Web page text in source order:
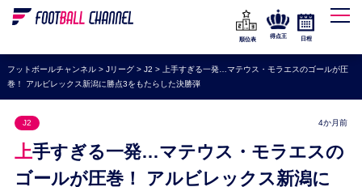
WEリーグ
海外サッカー
プレミアリーグ
セリエA
ブンデスリーガ
順位表
得点王 日程
フットボールチャンネル> Jリーグ> J2 >
上手すぎる一発…マテウス・モラエスのゴールが圧
巻！ アルビレックス新潟に勝点3をもたらした決勝弾
J2 4か月前
上手すぎる一発…マテウス・モラエスの
ゴールが圧巻！ アルビレックス新潟に